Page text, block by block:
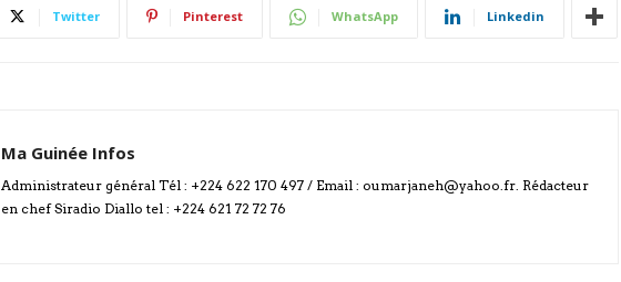
Twitter Pinterest WhatsApp Linkedin
Ma Guinée Infos
Administrateur général Tél : +224 622 170 497 / Email : oumarjaneh@yahoo.fr. Rédacteur
en chef Siradio Diallo tel : +224 621 72 72 76